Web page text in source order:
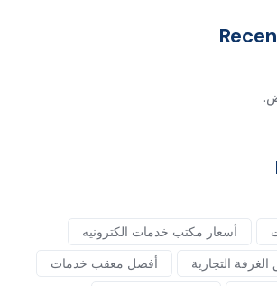
أسعار مكتب خدمات الكترونيه
التجارية
أفضل معقب خدمات